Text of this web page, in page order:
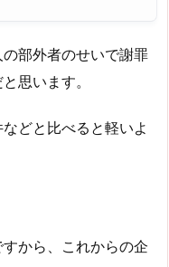
部外者のせいで謝罪
思います。
どと比べると軽いよ
から、これからの企